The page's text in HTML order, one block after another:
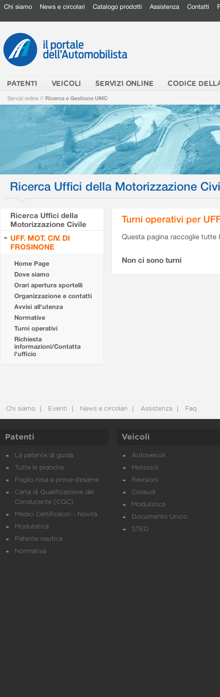
Chi siamo News e circolari Catalogo prodotti Assistenza Contatti
PATENTI VEICOLI SERVIZI ONLINE CODICE
Servizi online // Ricerca e Gestione UMC
Ricerca Uffici della Motorizzazione
Ricerca Uffici della
Motorizzazione Civile
UFF. MOT. CIV. DI
FROSINONE
Home Page
Dove siamo
Orari apertura sportelli
Organizzazione e contatti
Avvisi all'utenza
Normative
Turni operativi
Richiesta
informazioni/Contatta
l'ufficio
Turni operativi per
Questa pagina raccoglie tutte
Non ci sono turni
Chi siamo Eventi News e circolari Assistenza Faq
Patenti
La patente di guida
Tutte le pratiche
Foglio rosa e prove d’esame
Carta di Qualificazione del
Conducente (CQC)
Medici Certificatori - Novità
Modulistica
Patente nautica
Normativa
Veicoli
Autoveicoli
Motocicli
Revisioni
Collaudi
Modulistica
Documento Unico
STED